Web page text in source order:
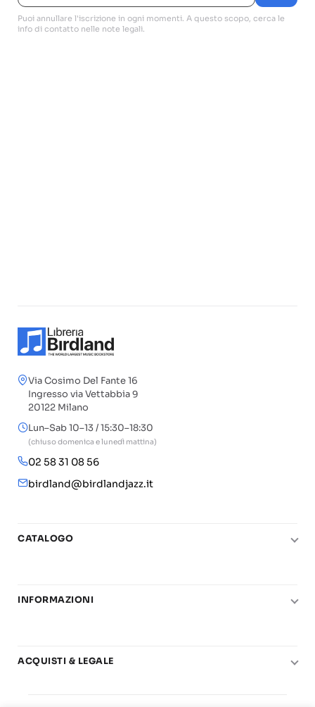
Puoi annullare l'iscrizione in ogni momenti. A questo scopo, cerca le
info di contatto nelle note legali.
Via Cosimo Del Fante 16
Ingresso via Vettabbia 9
20122 Milano
Lun–Sab 10–13 / 15:30–18:30
(chiuso domenica e lunedì mattina)
02 58 31 08 56
birdland@birdlandjazz.it
CATALOGO
Chitarra
Basi play-along
INFORMAZIONI
Carta del Docente
ACQUISTI & LEGALE